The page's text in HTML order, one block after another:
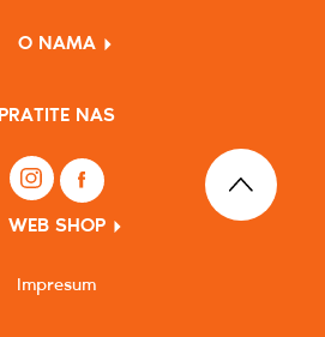
O NAMA
PRATITE NAS
WEB SHOP
Impresum